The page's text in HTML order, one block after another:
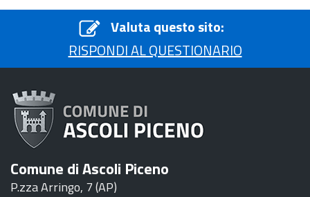
Valuta questo sito:
RISPONDI AL QUESTIONARIO
Comune di Ascoli Piceno
P.zza Arringo, 7 (AP)